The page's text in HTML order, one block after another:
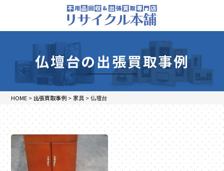
仏壇台の出張買取事例
HOME > 出張買取事例 >家具 >仏壇台